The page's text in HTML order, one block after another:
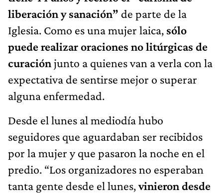
liberación y sanación” de parte de la
Iglesia. Como es una mujer laica, sólo
puede realizar oraciones no litúrgicas de
curaciónjunto a quienes van a verla con la
expectativa de sentirse mejor o superar
alguna enfermedad.
Desde el lunes al mediodía hubo
seguidores que aguardaban ser recibidos
por la mujer y que pasaron la noche en el
predio. “Los organizadores no esperaban
tanta gente desde el lunes,vinieron desde